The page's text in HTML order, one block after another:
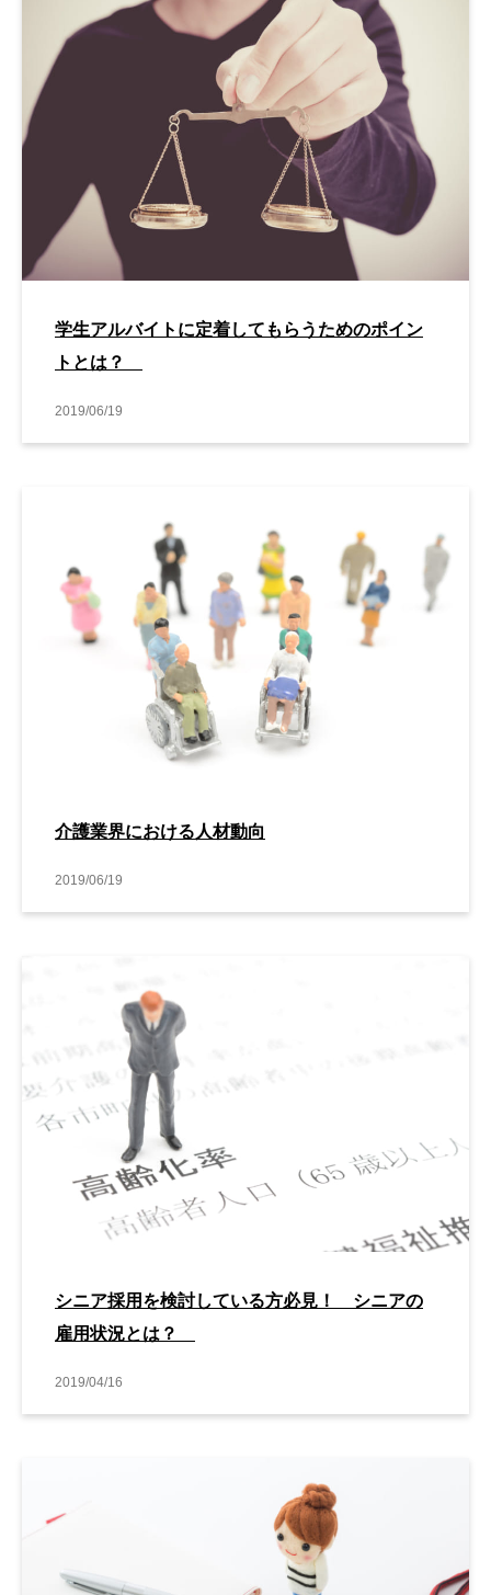
学生アルバイトに定着してもらうためのポイン
トとは？
2019/06/19
介護業界における人材動向
2019/06/19
シニア採用を検討している方必見！ シニアの
雇用状況とは？
2019/04/16